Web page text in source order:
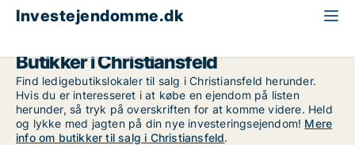
Investejendomme.dk
Butikker i Christiansfeld
Find ledigebutikslokaler til salg i Christiansfeld herunder.
Hvis du er interesseret i at købe en ejendom på listen
herunder, så tryk på overskriften for at komme videre. Held
og lykke med jagten på din nye investeringsejendom! Mere
info om butikker til salg i Christiansfeld.